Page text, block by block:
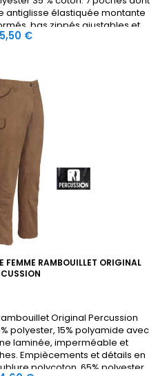
antiglisse élastiquée montante
bas zippés ajustables et
pour la chasse.
€
FEMME RAMBOUILLET ORIGINAL
Original Percussion
polyester, 15% polyamide avec
laminée, imperméable et
Empiècements et détails en
polycoton, 65% polyester,